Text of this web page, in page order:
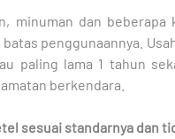
minuman dan
penggunaannya.
paling lama 1 tahun
berkendara.
sesuai standarnya dan